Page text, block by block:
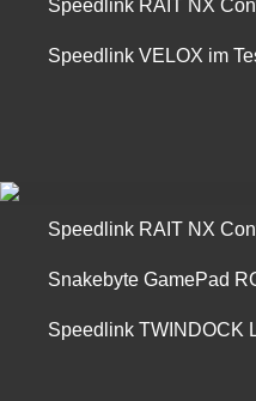
Speedlink RAIT NX
Speedlink VELOX im
Speedlink RAIT NX
Snakebyte GamePad
Speedlink TWINDOCK